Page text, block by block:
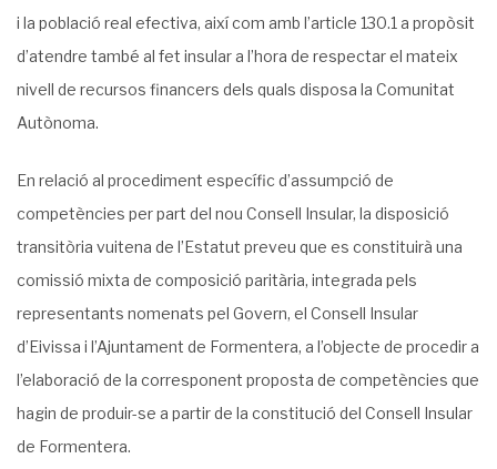
i la població real efectiva, així com amb l’article 130.1 a propòsit
d’atendre també al fet insular a l’hora de respectar el mateix
nivell de recursos financers dels quals disposa la Comunitat
Autònoma.
En relació al procediment específic d’assumpció de
competències per part del nou Consell Insular, la disposició
transitòria vuitena de l’Estatut preveu que es constituirà una
comissió mixta de composició paritària, integrada pels
representants nomenats pel Govern, el Consell Insular
d’Eivissa i l’Ajuntament de Formentera, a l’objecte de procedir a
l’elaboració de la corresponent proposta de competències que
hagin de produir-se a partir de la constitució del Consell Insular
de Formentera.